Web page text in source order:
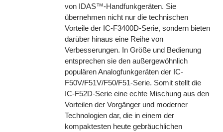
von IDAS™-Handfunkgeräten. Sie
übernehmen nicht nur die technischen
Vorteile der IC-F3400D-Serie, sondern bieten
darüber hinaus eine Reihe von
Verbesserungen. In Größe und Bedienung
entsprechen sie den außergewöhnlich
populären Analogfunkgeräten der IC-
F50V/F51V/F50/F51-Serie. Somit stellt die
IC-F52D-Serie eine echte Mischung aus den
Vorteilen der Vorgänger und moderner
Technologien dar, die in einem der
kompaktesten heute gebräuchlichen